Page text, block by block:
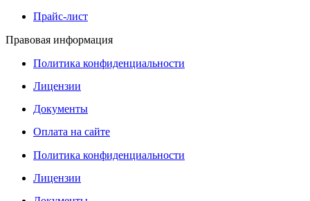
Прайс-лист
Правовая информация
Политика конфиденциальности
Лицензии
Документы
Оплата на сайте
Политика конфиденциальности
Лицензии